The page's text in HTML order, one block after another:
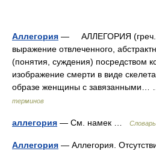
Аллегория — АЛЛЕГОРИЯ (греч.
выражение отвлеченного,
(понятия, суждения) посредством
изображение смерти в виде
образе женщины с
терминов
аллегория — См. намек …
Аллегория — Аллегория.